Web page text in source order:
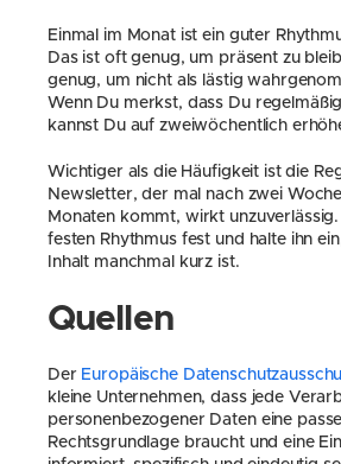
Einmal im Monat ist ein guter
Das ist oft genug, um präsent zu
genug, um nicht als lästig
Wenn Du merkst, dass Du
kannst Du auf zweiwöchentlich
Wichtiger als die Häufigkeit ist die
Newsletter, der mal nach zwei
Monaten kommt, wirkt
festen Rhythmus fest und halte ihn
Inhalt manchmal kurz ist.
Quellen
Der Europäische
kleine Unternehmen, dass jede
personenbezogener Daten eine
Rechtsgrundlage braucht und eine